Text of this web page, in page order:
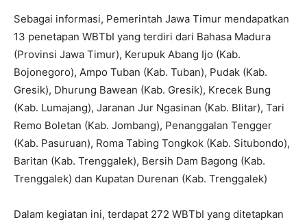
Sebagai informasi, Pemerintah Jawa Timur mendapatkan
13 penetapan WBTbI yang terdiri dari Bahasa Madura
(Provinsi Jawa Timur), Kerupuk Abang Ijo (Kab.
Bojonegoro), Ampo Tuban (Kab. Tuban), Pudak (Kab.
Gresik), Dhurung Bawean (Kab. Gresik), Krecek Bung
(Kab. Lumajang), Jaranan Jur Ngasinan (Kab. Blitar), Tari
Remo Boletan (Kab. Jombang), Penanggalan Tengger
(Kab. Pasuruan), Roma Tabing Tongkok (Kab. Situbondo),
Baritan (Kab. Trenggalek), Bersih Dam Bagong (Kab.
Trenggalek) dan Kupatan Durenan (Kab. Trenggalek)
Dalam kegiatan ini, terdapat 272 WBTbI yang ditetapkan